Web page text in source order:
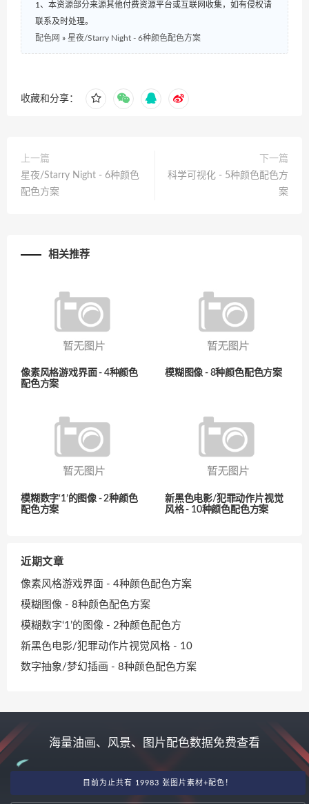
1、本资源部分来源其他付费资源平台或互联网收集，如有侵权请
联系及时处理。
配色网 » 星夜/Starry Night - 6种颜色配色方案
收藏和分享：
上一篇
星夜/Starry Night - 6种颜色
配色方案
下一篇
科学可视化 - 5种颜色配色方
案
相关推荐
像素风格游戏界面 - 4种颜色
配色方案
模糊图像 - 8种颜色配色方案
模糊数字‘1’的图像 - 2种颜色
配色方案
新黑色电影/犯罪动作片视觉
风格 - 10种颜色配色方案
近期文章
像素风格游戏界面 - 4种颜色配色方案
模糊图像 - 8种颜色配色方案
模糊数字‘1’的图像 - 2种颜色配色方
新黑色电影/犯罪动作片视觉风格 - 10
数字抽象/梦幻插画 - 8种颜色配色方案
海量油画、风景、图片配色数据免费查看
目前为止共有 19983 张图片素材+配色！